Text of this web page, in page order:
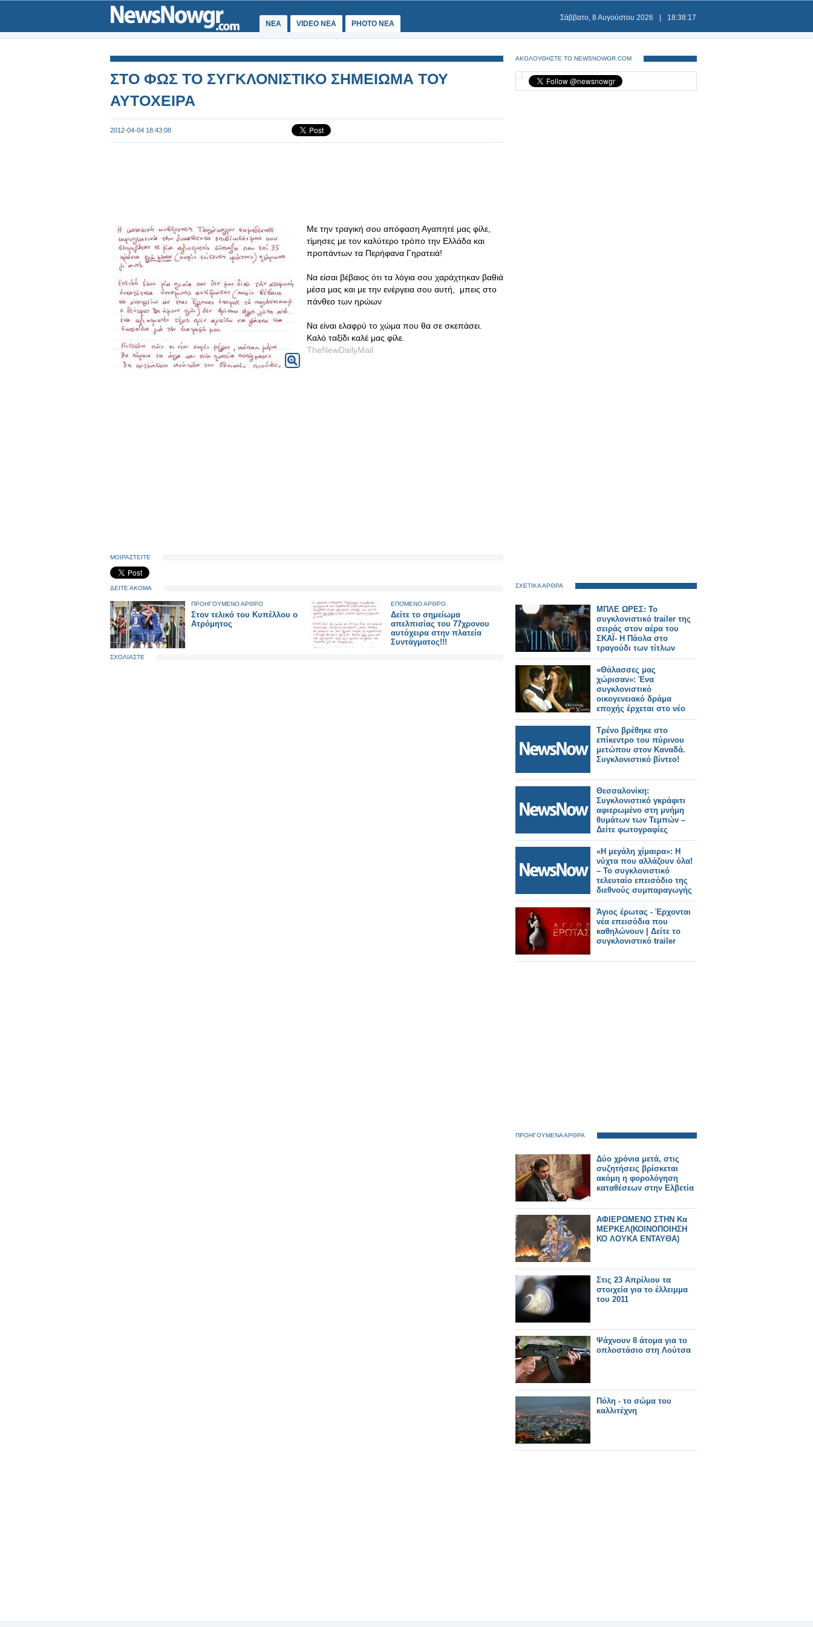
ΝΕΑ VIDEO NEA PHOTO NEA
Σάββατο, 8 Αυγούστου 2026 18:38:17
ΣΤΟ ΦΩΣ TO ΣΥΓΚΛΟΝΙΣΤΙΚΟ ΣΗΜΕΙΩΜΑ ΤΟΥ
ΑΥΤΟΧΕΙΡΑ
2012-04-04 18:43:08
Με την τραγική σου απόφαση Αγαπητέ μας φίλε,
τίμησες με τον καλύτερο τρόπο την Ελλάδα και
προπάντων τα Περήφανα Γηρατειά!
Να είσαι βέβαιος ότι τα λόγια σου χαράχτηκαν βαθιά
μέσα μας και με την ενέργεια σου αυτή, μπεις στο
πάνθεο των ηρώων
Να είναι ελαφρύ το χώμα που θα σε σκεπάσει.
Καλό ταξίδι καλέ μας φίλε.
TheNewDailyMail
ΜΟΙΡΑΣΤΕΙΤΕ
ΔΕΙΤΕ ΑΚΟΜΑ
ΠΡΟΗΓΟΥΜΕΝΟ ΑΡΘΡΟ
Στον τελικό του Κυπέλλου ο
Ατρόμητος
ΕΠΟΜΕΝΟ ΑΡΘΡΟ
Δείτε το σημείωμα
απελπισίας του 77χρονου
αυτόχειρα στην πλατεία
Συντάγματος!!!
ΣΧΟΛΙΑΣΤΕ
ΑΚΟΛΟΥΘΗΣΤΕ ΤΟ NEWSNOWGR.COM
ΣΧΕΤΙΚΑ ΑΡΘΡΑ
ΜΠΛΕ ΩΡΕΣ: Το
συγκλονιστικό trailer της
σειράς στον αέρα του
ΣΚΑΪ- Η Πάολα στο
τραγούδι των τίτλων
«Θάλασσες μας
χώρισαν»: Ένα
συγκλονιστικό
οικογενειακό δράμα
εποχής έρχεται στο νέο
πρόγραμμα της ΕΡΤ
Τρένο βρέθηκε στο
επίκεντρο του πύρινου
μετώπου στον Καναδά.
Συγκλονιστικό βίντεο!
Θεσσαλονίκη:
Συγκλονιστικό γκράφιτι
αφιερωμένο στη μνήμη
θυμάτων των Τεμπών –
Δείτε φωτογραφίες
«Η μεγάλη χίμαιρα»: Η
νύχτα που αλλάζουν όλα!
– Το συγκλονιστικό
τελευταίο επεισόδιο της
διεθνούς συμπαραγωγής
της ΕΡΤ
Άγιος έρωτας - Έρχονται
νέα επεισόδια που
καθηλώνουν | Δείτε το
συγκλονιστικό trailer
ΠΡΟΗΓΟΥΜΕΝΑ ΑΡΘΡΑ
Δύο χρόνια μετά, στις
συζητήσεις βρίσκεται
ακόμη η φορολόγηση
καταθέσεων στην Ελβετία
AΦΙΕΡΩΜΕΝΟ ΣΤΗΝ Κα
ΜΕΡΚΕΛ(ΚΟΙΝΟΠΟΙΗΣΗ
ΚΟ ΛΟΥΚΑ ΕΝΤΑΥΘΑ)
Στις 23 Απρίλιου τα
στοιχεία για το έλλειμμα
του 2011
Ψάχνουν 8 άτομα για το
οπλοστάσιο στη Λούτσα
Πόλη - το σώμα του
καλλιτέχνη